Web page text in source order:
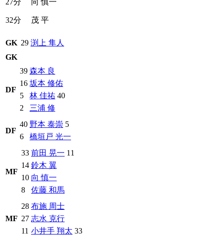
32分 茂 平
GK 29 渕上 隼人
GK
DF
39 森本 良
16 坂本 修佑
5
林 佳祐 40
2
三浦 修
DF
40 野本 泰崇 5
6
橋垣戸 光一
MF
33 前田 晃一 11
14 鈴木 翼
10 向 慎一
8
佐藤 和馬
MF
28 布施 周士
27 志水 克行
11 小井手 翔太 33